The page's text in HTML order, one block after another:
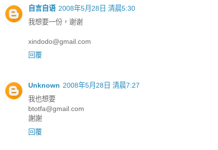
自言自语 2008年5月28日 清晨5:30
我想要一份，谢谢
xindodo@gmail.com
回覆
Unknown 2008年5月28日 清晨7:27
我也想要
btotfa@gmail.com
謝謝
回覆